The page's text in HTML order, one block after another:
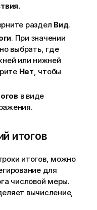
раздел Вид.
. При значении
выбрать, где
или нижней
Нет , чтобы
в виде
итогов
итогов, можно
для
числовой меры.
вычисление,